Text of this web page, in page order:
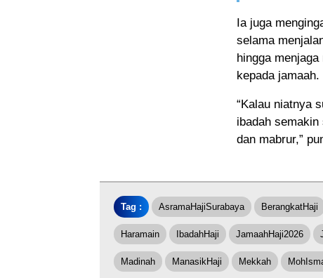
Ia juga
selama
hingga
kepada jamaah.
“Kalau niatnya
ibadah semakin
dan mabrur,”
Tag : AsramaHajiSurabaya BerangkatHaji
Haramain IbadahHaji JamaahHaji2026
Madinah ManasikHaji Mekkah